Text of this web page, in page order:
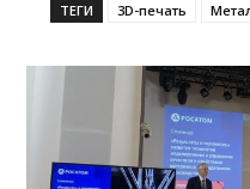
ТЕГИ 3D-печать